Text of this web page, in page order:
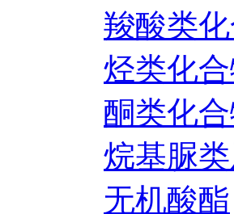
羧酸类
烃类化
酮类化
烷基脲
无机酸酯